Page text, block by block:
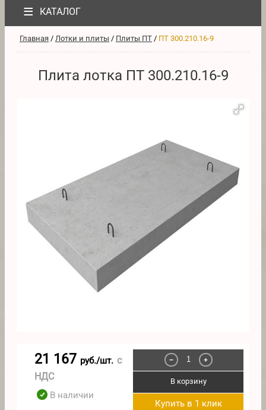
≡ КАТАЛОГ
Главная / Лотки и плиты / Плиты ПТ / ПТ 300.210.16-9
Плита лотка ПТ 300.210.16-9
21 167 руб./шт. с
НДС
В наличии
− +
В корзину
Купить в 1 клик